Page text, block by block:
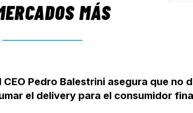
MÁS
CEO Pedro Balestrini asegura que no
el delivery para el consumidor